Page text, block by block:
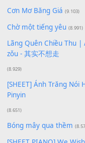
Buông bỏ sự phụ
Phép Màu (OST Đàn
[SHEET PIANO]
Có Em Đời Bỗng Vui
Cơn Mơ Băng Giá
Lãng Quên Chiều